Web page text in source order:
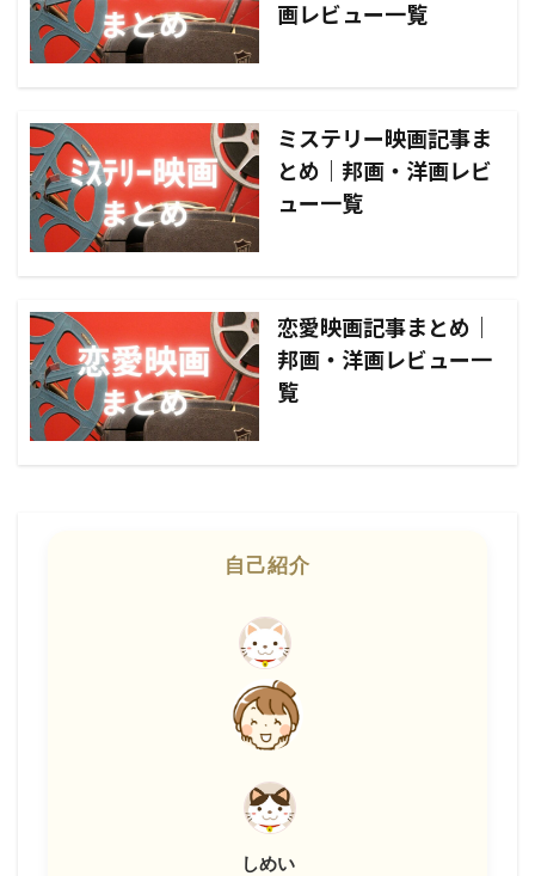
画レビュー一覧
ミステリー映画記事ま
とめ｜邦画・洋画レビ
ュー一覧
恋愛映画記事まとめ｜
邦画・洋画レビュー一
覧
自己紹介
しめい